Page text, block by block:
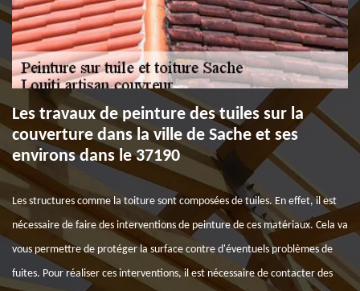
Les travaux de peinture des tuiles sur la
couverture dans la ville de Sache et ses
environs dans le 37190
Les structures comme la toiture sont composées de tuiles. En effet, il est
nécessaire de faire des interventions de peinture de ces matériaux. Cela va
vous permettre de protéger la surface contre d'éventuels problèmes de
fuites. Pour réaliser ces interventions, il est nécessaire de contacter des